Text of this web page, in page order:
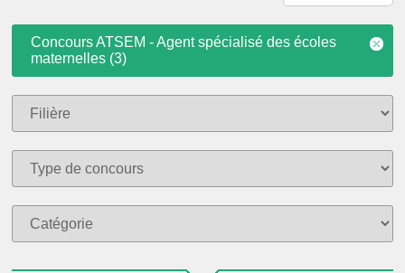
Concours ATSEM - Agent spécialisé des écoles
maternelles (3)